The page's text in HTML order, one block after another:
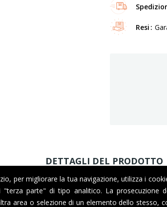
Resi
DETTAGLI DEL PRODOTTO
per migliorare la tua navigazione, utilizza i
parte" di tipo analitico. La prosecuzione
area o selezione di un elemento dello stesso,